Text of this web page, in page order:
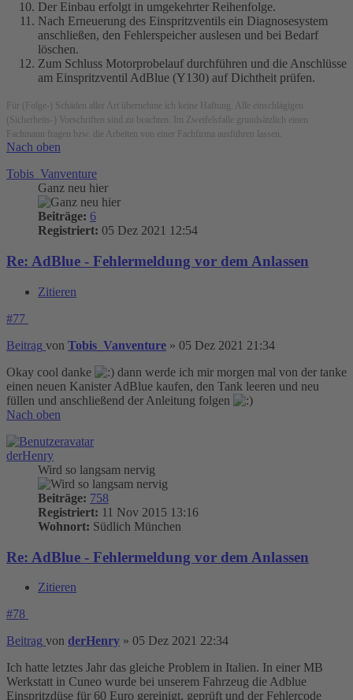
Der Einbau erfolgt in umgekehrter Reihenfolge.
Nach Erneuerung des Einspritzventils ein Diagnosesystem
anschließen, den Fehlerspeicher auslesen und bei Bedarf
löschen.
Zum Schluss Motorprobelauf durchführen und die Anschlüsse
am Einspritzventil AdBlue (Y130) auf Dichtheit prüfen.
Für (Folge-) Schäden aller Art übernehme ich keine Haftung. Alle einschlägigen
(Sicherheits-) Vorschriften sind zu beachten. Im Zweifelsfalle grundsätzlich einen
Fachmann fragen bzw. die Arbeiten von einer Fachfirma ausführen lassen.
Nach oben
Tobis_Vanventure
Ganz neu hier
Beiträge: 6
Registriert: 05 Dez 2021 12:54
Re: AdBlue - Fehlermeldung vor dem Anlassen
Zitieren
#77
Beitrag von Tobis_Vanventure » 05 Dez 2021 21:34
Okay cool danke
dann werde ich mir morgen mal von der tanke
einen neuen Kanister AdBlue kaufen, den Tank leeren und neu
füllen und anschließend der Anleitung folgen
Nach oben
derHenry
Wird so langsam nervig
Beiträge: 758
Registriert: 11 Nov 2015 13:16
Wohnort: Südlich München
Re: AdBlue - Fehlermeldung vor dem Anlassen
Zitieren
#78
Beitrag von derHenry » 05 Dez 2021 22:34
Ich hatte letztes Jahr das gleiche Problem in Italien. In einer MB
Werkstatt in Cuneo wurde bei unserem Fahrzeug die Adblue
Einspritzdüse für 60 Euro gereinigt, geprüft und der Fehlercode